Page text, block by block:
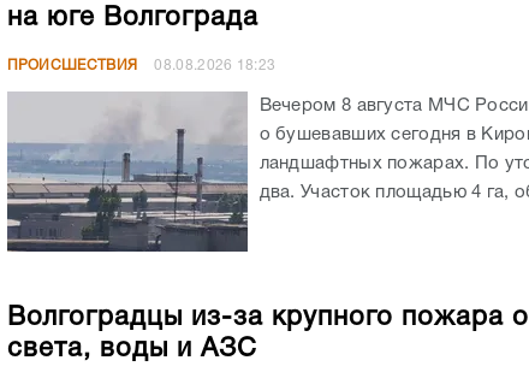
на юге Волгограда
ПРОИСШЕСТВИЯ 08.08.2026 18:23
Вечером 8 августа МЧС
о бушевавших сегодня в
ландшафтных пожарах. По
два. Участок площадью 4 га,
Волгоградцы из-за крупного пожара
света, воды и АЗС